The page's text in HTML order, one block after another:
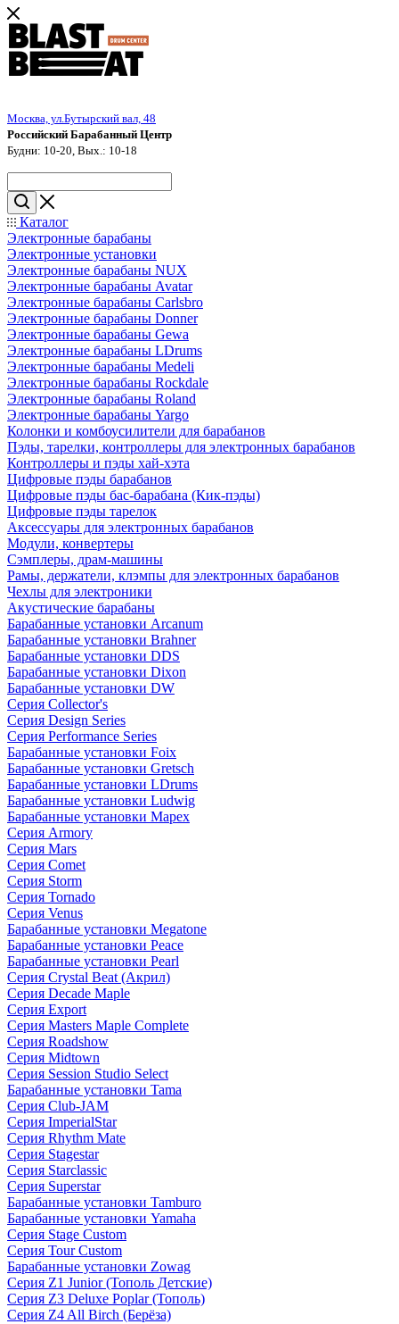
Москва, ул.Бутырский вал, 48
Российский Барабанный Центр
Будни: 10-20, Вых.: 10-18
Каталог
Электронные барабаны
Электронные установки
Электронные барабаны NUX
Электронные барабаны Avatar
Электронные барабаны Carlsbro
Электронные барабаны Donner
Электронные барабаны Gewa
Электронные барабаны LDrums
Электронные барабаны Medeli
Электронные барабаны Rockdale
Электронные барабаны Roland
Электронные барабаны Yargo
Колонки и комбоусилители для барабанов
Пэды, тарелки, контроллеры для электронных барабанов
Контроллеры и пэды хай-хэта
Цифровые пэды барабанов
Цифровые пэды бас-барабана (Кик-пэды)
Цифровые пэды тарелок
Аксессуары для электронных барабанов
Модули, конвертеры
Сэмплеры, драм-машины
Рамы, держатели, клэмпы для электронных барабанов
Чехлы для электроники
Акустические барабаны
Барабанные установки Arcanum
Барабанные установки Brahner
Барабанные установки DDS
Барабанные установки Dixon
Барабанные установки DW
Серия Collector's
Серия Design Series
Серия Performance Series
Барабанные установки Foix
Барабанные установки Gretsch
Барабанные установки LDrums
Барабанные установки Ludwig
Барабанные установки Mapex
Серия Armory
Серия Mars
Серия Comet
Серия Storm
Серия Tornado
Серия Venus
Барабанные установки Megatone
Барабанные установки Peace
Барабанные установки Pearl
Серия Crystal Beat (Акрил)
Серия Decade Maple
Серия Export
Серия Masters Maple Complete
Серия Roadshow
Серия Midtown
Серия Session Studio Select
Барабанные установки Tama
Серия Club-JAM
Серия ImperialStar
Серия Rhythm Mate
Серия Stagestar
Серия Starclassic
Серия Superstar
Барабанные установки Tamburo
Барабанные установки Yamaha
Серия Stage Custom
Серия Tour Custom
Барабанные установки Zowag
Серия Z1 Junior (Тополь Детские)
Серия Z3 Deluxe Poplar (Тополь)
Серия Z4 All Birch (Берёза)